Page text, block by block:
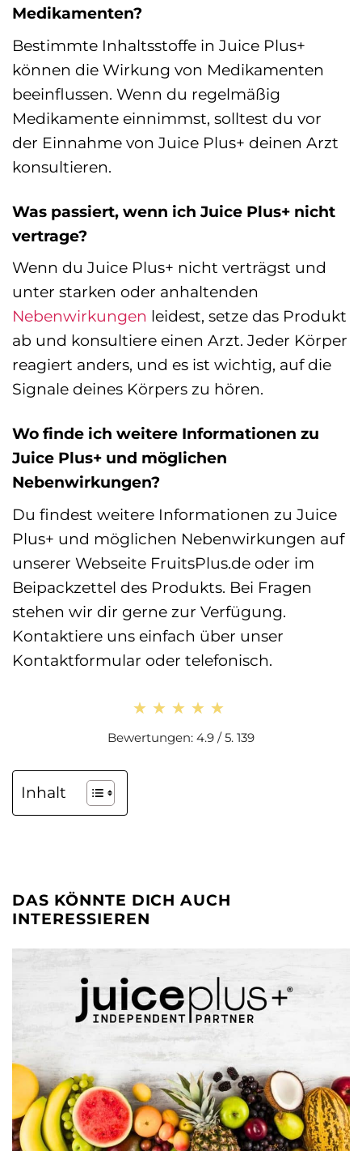
Medikamenten?
Bestimmte Inhaltsstoffe in Juice Plus+
können die Wirkung von Medikamenten
beeinflussen. Wenn du regelmäßig
Medikamente einnimmst, solltest du vor
der Einnahme von Juice Plus+ deinen Arzt
konsultieren.
Was passiert, wenn ich Juice Plus+ nicht
vertrage?
Wenn du Juice Plus+ nicht verträgst und
unter starken oder anhaltenden
Nebenwirkungen leidest, setze das Produkt
ab und konsultiere einen Arzt. Jeder Körper
reagiert anders, und es ist wichtig, auf die
Signale deines Körpers zu hören.
Wo finde ich weitere Informationen zu
Juice Plus+ und möglichen
Nebenwirkungen?
Du findest weitere Informationen zu Juice
Plus+ und möglichen Nebenwirkungen auf
unserer Webseite FruitsPlus.de oder im
Beipackzettel des Produkts. Bei Fragen
stehen wir dir gerne zur Verfügung.
Kontaktiere uns einfach über unser
Kontaktformular oder telefonisch.
★★★★★
★★★★★
Bewertungen: 4.9 / 5. 139
Inhalt
DAS KÖNNTE DICH AUCH
INTERESSIEREN